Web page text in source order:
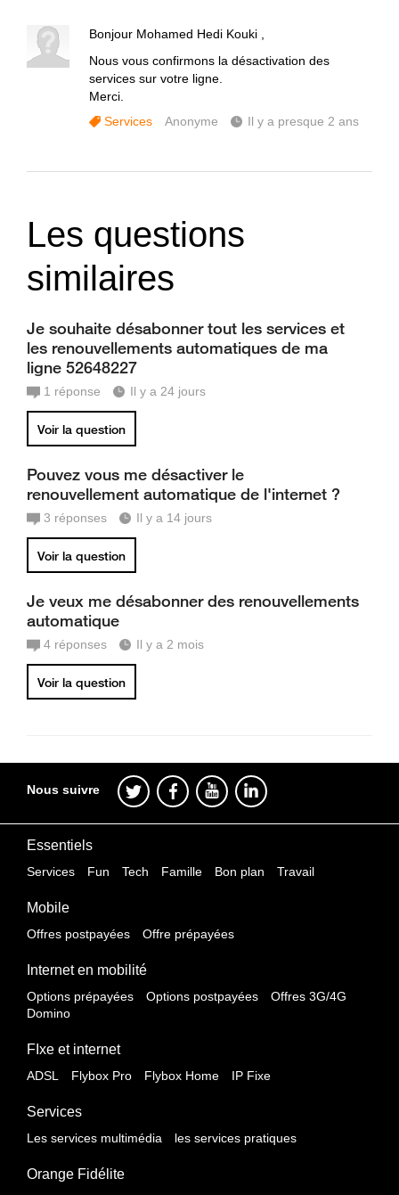
Bonjour Mohamed Hedi Kouki ,
Nous vous confirmons la désactivation des
services sur votre ligne.
Merci.
Services
Anonyme Il y a presque 2 ans
Les questions
similaires
Je souhaite désabonner tout les services et
les renouvellements automatiques de ma
ligne 52648227
1 réponse Il y a 24 jours
Voir la question
Pouvez vous me désactiver le
renouvellement automatique de l'internet ?
3 réponses Il y a 14 jours
Voir la question
Je veux me désabonner des renouvellements
automatique
4 réponses Il y a 2 mois
Voir la question
Nous suivre
Essentiels
Services Fun Tech Famille Bon plan Travail
Mobile
Offres postpayées Offre prépayées
Internet en mobilité
Options prépayées Options postpayées
Offres 3G/4G
Domino
FIxe et internet
ADSL Flybox Pro Flybox Home IP Fixe
Services
Les services multimédia les services pratiques
Orange Fidélite